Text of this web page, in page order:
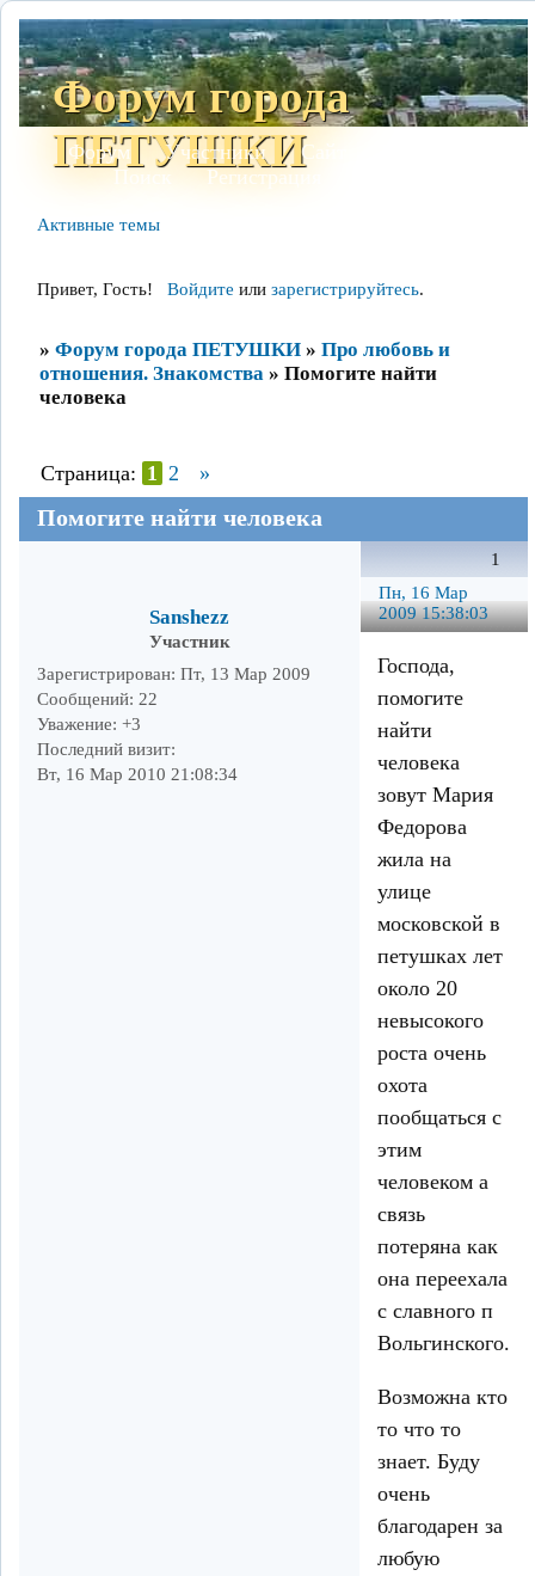
Форум города
ПЕТУШКИ
Форум Участники Сайт
Поиск
Регистрация
Активные темы
Привет, Гость! Войдите или зарегистрируйтесь.
» Форум города ПЕТУШКИ » Про любовь и
отношения. Знакомства » Помогите найти
человека
Помогите найти человека
Страница: 1 2 »
1
Пн, 16 Мар
2009 15:38:03
Sanshezz
Участник
Зарегистрирован: Пт, 13 Мар 2009
Сообщений: 22
Уважение: +3
Последний визит:
Вт, 16 Мар 2010 21:08:34
Господа,
помогите
найти
человека
зовут Мария
Федорова
жила на
улице
московской в
петушках лет
около 20
невысокого
роста очень
охота
пообщаться с
этим
человеком а
связь
потеряна как
она переехала
с славного п
Вольгинского.
Возможна кто
то что то
знает. Буду
очень
благодарен за
любую